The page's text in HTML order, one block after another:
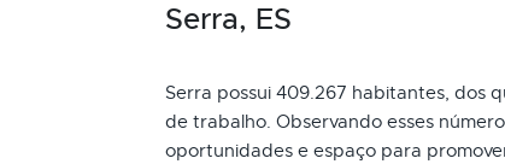
Serra, ES
Serra possui 409.267 habitantes, dos
de trabalho. Observando esses
oportunidades e espaço para